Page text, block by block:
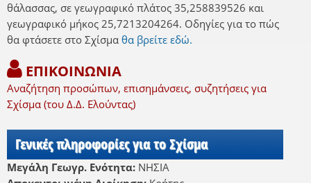
θάλασσας, σε γεωγραφικό πλάτος 35,258839526 και
γεωγραφικό μήκος 25,7213204264. Οδηγίες για το πώς
θα φτάσετε στο Σχίσμα θα βρείτε εδώ.
ΕΠΙΚΟΙΝΩΝΙΑ
Αναζήτηση προσώπων, επισημάνσεις, συζητήσεις για
Σχίσμα (του Δ.Δ. Ελούντας)
Γενικές πληροφορίες για το Σχίσμα
Μεγάλη Γεωγρ. Ενότητα: ΝΗΣΙΑ